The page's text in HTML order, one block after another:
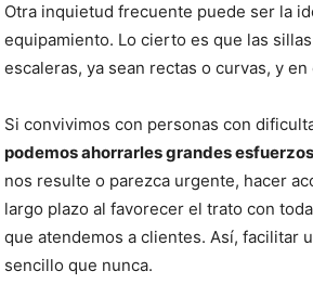
Otra inquietud frecuente puede ser la
equipamiento. Lo cierto es que las
escaleras, ya sean rectas o curvas, y
Si convivimos con personas con
podemos ahorrarles grandes esfuerzos
nos resulte o parezca urgente, hacer
largo plazo al favorecer el trato con
que atendemos a clientes. Así, facilitar
sencillo que nunca.